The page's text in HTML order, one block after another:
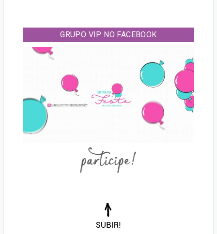
GRUPO VIP NO FACEBOOK
participe!